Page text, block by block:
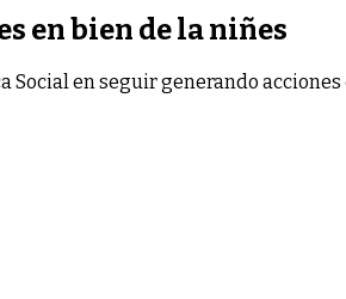
en bien de la niñes
Social en seguir generando